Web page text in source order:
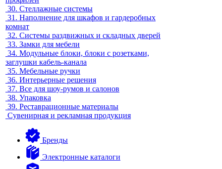
30. Стеллажные системы
31. Наполнение для шкафов и гардеробных
комнат
32. Системы раздвижных и складных дверей
33. Замки для мебели
34. Модульные блоки, блоки с розетками,
заглушки кабель-канала
35. Мебельные ручки
36. Интерьерные решения
37. Все для шоу-румов и салонов
38. Упаковка
39. Реставрационные материалы
Сувенирная и рекламная продукция
Бренды
Электронные каталоги